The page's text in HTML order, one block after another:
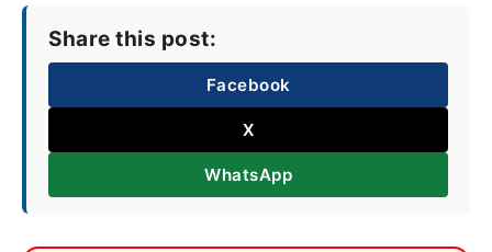
Share this post:
Facebook
X
WhatsApp